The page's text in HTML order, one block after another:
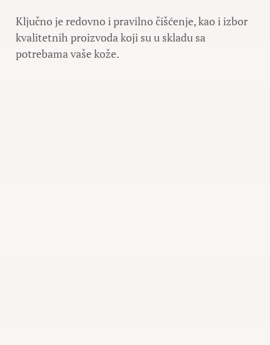
Ključno je redovno i pravilno čišćenje, kao i izbor
kvalitetnih proizvoda koji su u skladu sa
potrebama vaše kože.